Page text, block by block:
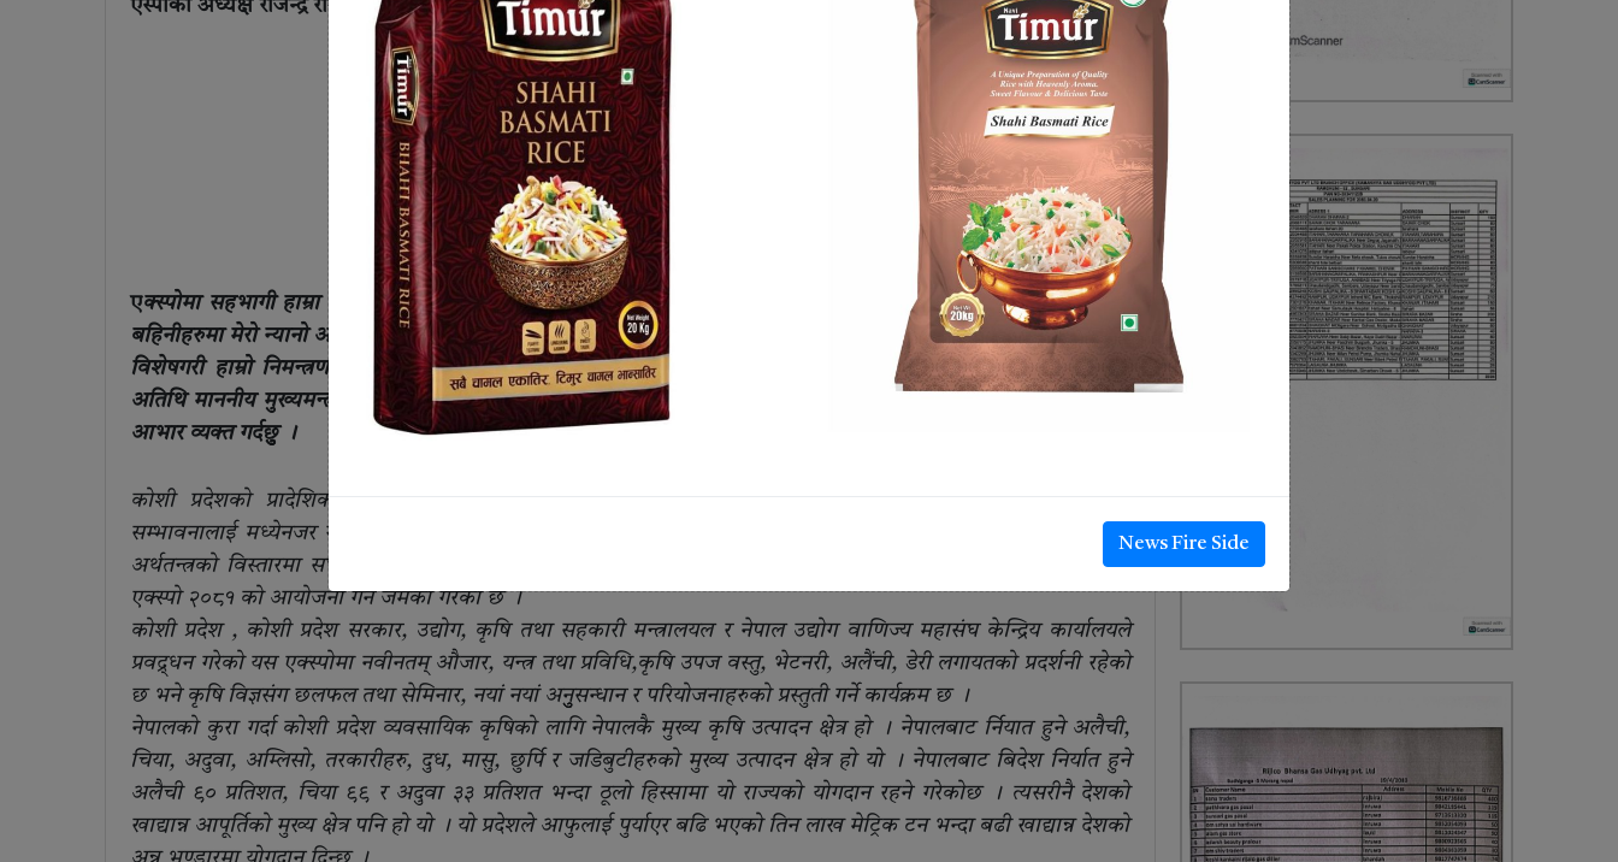
एस्पोका अध्यक्ष राजेन्द्र राउतको सम्वोधनको अंश
एक्स्पोमा सहभागी हाम्रा सम्पूर्ण अतिथिगढ लगायत यस समारोहमा उपस्थित उद्योगी व्यवसायी लगायत आदरणीय दाजु भाई दिदि
बहिनीहरुमा मेरो न्यानो अभिवादन सहित स्वागत गर्दछु ।
विशेषगरी हाम्रो निमन्त्रणालाई स्वीकार गरी आफ्नो व्यस्ततम् कार्यक्रमका वावजूद हामीलाई समय प्रदान गर्नु भएकोमा प्रमुख
अतिथि माननीय मुख्यमन्त्री हिकमतकुमार कार्कीज्यू र विशेष अतिथि कृषि तथा पशुपंक्षी विकास मन्त्री रामनाथ अधिकारीज्यूप्रति
आभार व्यक्त गर्दछुु ।
कोशी प्रदेशको प्रादेशिक अर्थतन्त्रको एकतिहाई भन्दा बढि हिस्सा ओगट्ने कृषिजन्य उत्पादनको प्रवद्र्धन र विस्तारको
सम्भावनालाई मध्येनजर गर्दै यसको उत्पादन वृद्धि , बजारीकरण, मूल्य अभिवृद्धिको विकास गरी रोजगारी सिर्जनाका साथै राष्ट्र्रिय
अर्थतन्त्रको विस्तारमा सघाउ पुर्याउने उद्देश्यले कोशी प्रदेशमा पहिलो पटक नेपाल उद्योग वाणिज्य महासंघ कोशी प्रदेशले कृषि
एक्स्पो २०८१ को आयोजना गर्ने जमर्को गरेको छ ।
कोशी प्रदेश , कोशी प्रदेश सरकार, उद्योग, कृषि तथा सहकारी मन्त्रालयल र नेपाल उद्योग वाणिज्य महासंघ केन्द्रिय कार्यालयले
प्रवद्र्धन गरेको यस एक्स्पोमा नवीनतम् औजार, यन्त्र तथा प्रविधि,कृषि उपज वस्तु, भेटनरी, अलैंची, डेरी लगायतको प्रदर्शनी रहेको
छ भने कृषि विज्ञसंग छलफल तथा सेमिनार, नयां नयां अनुुुसन्धान र परियोजनाहरुको प्रस्तुती गर्ने कार्यक्रम छ ।
नेपालको कुरा गर्दा कोशी प्रदेश व्यवसायिक कृषिको लागि नेपालकै मुख्य कृषि उत्पादन क्षेत्र हो । नेपालबाट र्नियात हुने अलैची,
चिया, अदुवा, अम्लिसो, तरकारीहरु, दुध, मासु, छुर्पि र जडिबुटीहरुको मुख्य उत्पादन क्षेत्र हो यो । नेपालबाट बिदेश निर्यात हुने
अलैची ९० प्रतिशत, चिया ९९ र अदुवा ३३ प्रतिशत भन्दा ठूलो हिस्सामा यो राज्यको योगदान रहने गरेकोछ । त्यसरीनै देशको
खाद्यान्न आपूर्तिको मुख्य क्षेत्र पनि हो यो । यो प्रदेशले आफुलाई पुर्याएर बढि भएको तिन लाख मेट्रिक टन भन्दा बढी खाद्यान्न देशको
News Fire Side